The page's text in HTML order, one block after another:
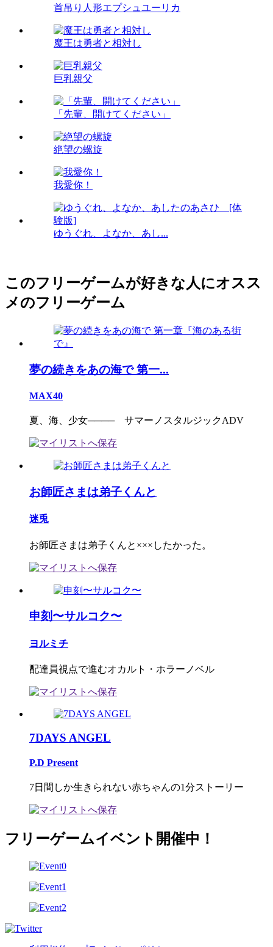
首吊り人形エプシュユーリカ
魔王は勇者と相対し
巨乳親父
「先輩、開けてください」
絶望の螺旋
我愛你！
ゆうぐれ、よなか、あし...
このフリーゲームが好きな人にオスス
メのフリーゲーム
夢の続きをあの海で 第一...
MAX40
夏、海、少女──── サマーノスタルジックADV
お師匠さまは弟子くんと
迷兎
お師匠さまは弟子くんと×××したかった。
申刻〜サルコク〜
ヨルミチ
配達員視点で進むオカルト・ホラーノベル
7DAYS ANGEL
P.D Present
7日間しか生きられない赤ちゃんの1分ストーリー
フリーゲームイベント開催中！